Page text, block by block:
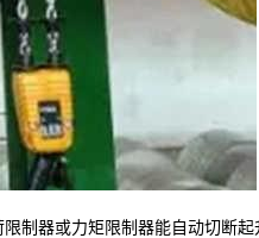
器或力矩限制器能自动切断起